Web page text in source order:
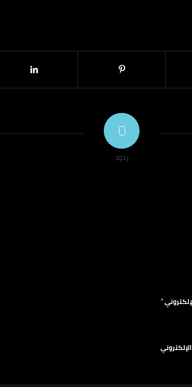
0
ردود
*